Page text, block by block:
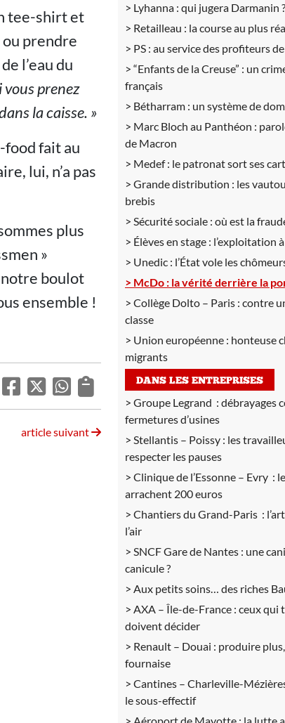
tee-shirt et
prendre
l’eau du
vous prenez
la caisse. »
food fait au
lui, n’a pas
plus
»
boulot
ensemble !
article suivant
Lyhanna : qui jugera Darmanin ?
Retailleau : la course au plus
PS : au service des profiteurs
“Enfants de la Creuse” : un
français
Bétharram : un système de
Marc Bloch au Panthéon :
de Macron
Medef : le patronat sort ses
Grande distribution : les
brebis
Sécurité sociale : où est la
Élèves en stage : l’exploitation
Unedic : l’État vole les
McDo : la vérité derrière la
Collège Dolto – Paris : contre
classe
Union européenne : honteuse
migrants
DANS LES ENTREPRISES
Groupe Legrand : débrayages
fermetures d’usines
Stellantis – Poissy : les
respecter les pauses
Clinique de l’Essonne – Evry :
arrachent 200 euros
Chantiers du Grand-Paris :
l’air
SNCF Gare de Nantes : une
canicule ?
Aux petits soins… des riches
AXA – Île-de-France : ceux qui
doivent décider
Renault – Douai : produire
fournaise
Cantines – Charleville-
le sous-effectif